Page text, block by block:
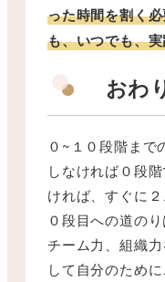
った時間を割く
も、いつでも、
おわ
０~１０段階まで
しなければ０段
ければ、すぐに
０段目への道の
チーム力、組織
して自分のため